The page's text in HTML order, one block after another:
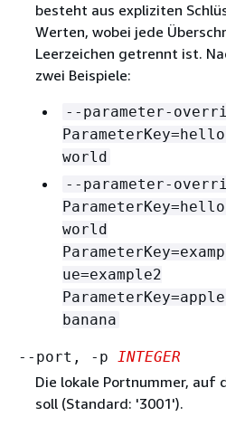
besteht aus expliziten
Werten, wobei jede
Leerzeichen getrennt ist.
zwei Beispiele:
--parameter-
world
--parameter-
world
ue=example2
banana
--port, -p INTEGER
Die lokale Portnummer, auf
soll (Standard: '3001').